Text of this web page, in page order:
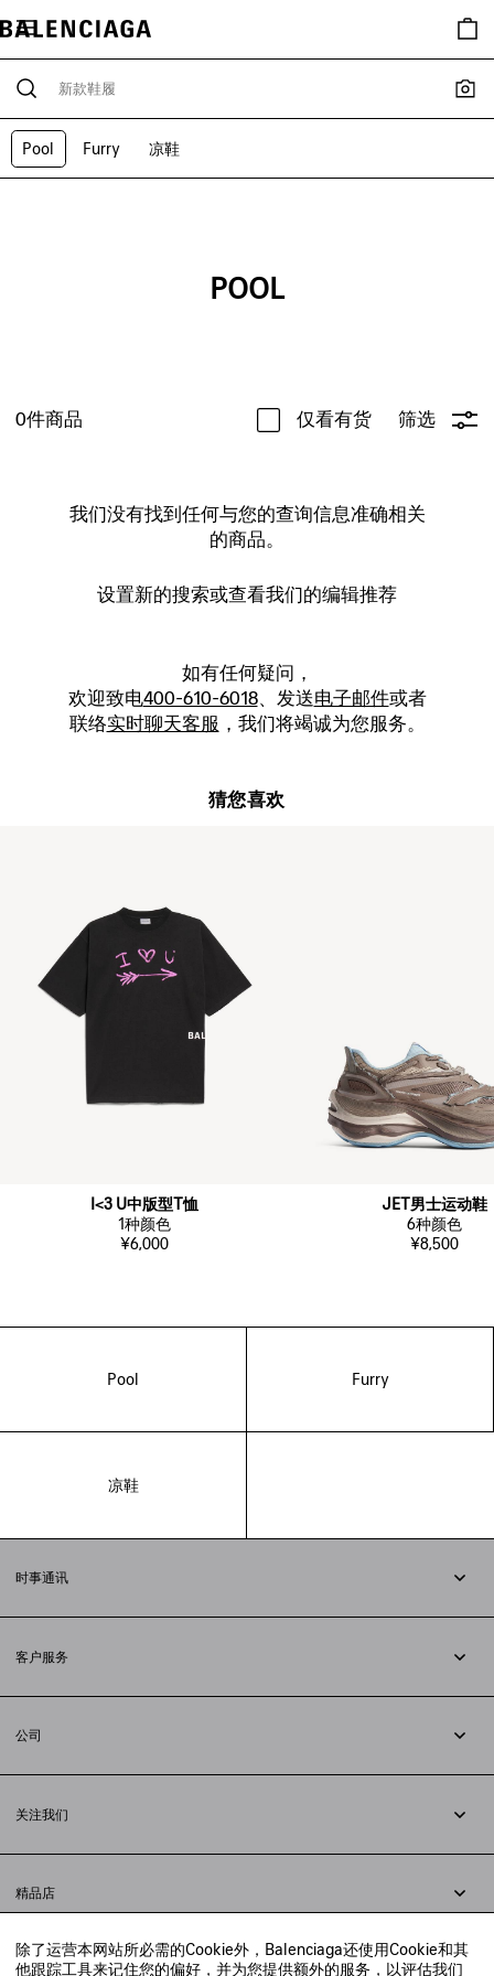
除了运营本网站所必需的Cookie外，Balenciaga还使用Cookie和其
他跟踪工具来记住您的偏好，并为您提供额外的服务，以评估我们
Pool Furry 凉鞋
POOL
0件商品 仅看有货 筛选
我们没有找到任何与您的查询信息准确相关
的商品。
设置新的搜索或查看我们的编辑推荐
如有任何疑问，
欢迎致电400-610-6018、发送电子邮件或者
联络实时聊天客服 ，我们将竭诚为您服务。
猜您喜欢
I<3 U中版型T恤
1种颜色
¥6,000
JET男士运动鞋
6种颜色
¥8,500
Pool Furry
凉鞋
时事通讯
客户服务
配送方式
支付
常见问题解答
公司
法律问题
联合国世界粮食计划署
举报平台
关注我们
小红书
精品店
寻找附近的精品店
实时聊天客服